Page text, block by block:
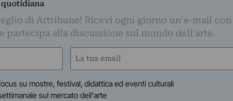
quotidiana
di Artribune! Ricevi ogni giorno un'e-mail
partecipa alla discussione sul mondo dell'arte.
Email
su mostre, festival, didattica ed eventi culturali
sul mercato dell'arte